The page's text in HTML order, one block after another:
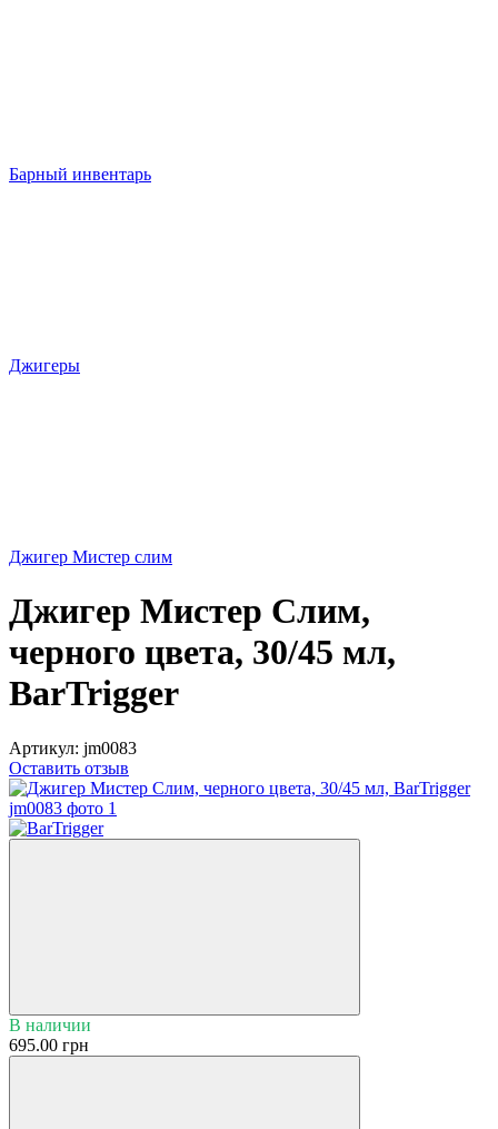
Барный инвентарь
Джигеры
Джигер Мистер слим
Джигер Мистер Слим,
черного цвета, 30/45 мл,
BarTrigger
Артикул: jm0083
Оставить отзыв
В наличии
695.00 грн